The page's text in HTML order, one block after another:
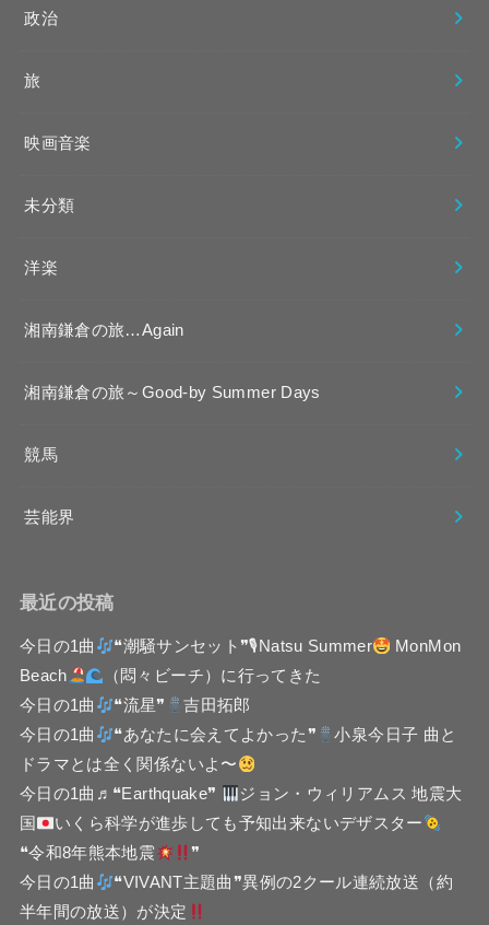
政治
旅
映画音楽
未分類
洋楽
湘南鎌倉の旅…Again
湘南鎌倉の旅～Good-by Summer Days
競馬
芸能界
最近の投稿
今日の1曲 ❝潮騒サンセット❞🎙Natsu Summer
MonMon
Beach
（悶々ビーチ）に行ってきた
今日の1曲
❝流星❞
吉田拓郎
今日の1曲
❝あなたに会えてよかった❞
小泉今日子 曲と
ドラマとは全く関係ないよ〜
今日の1曲♬❝Earthquake❞
ジョン・ウィリアムス 地震大
国
いくら科学が進歩しても予知出来ないデザスター
❝令和8年熊本地震
❞
今日の1曲
❝VIVANT主題曲❞異例の2クール連続放送（約
半年間の放送）が決定